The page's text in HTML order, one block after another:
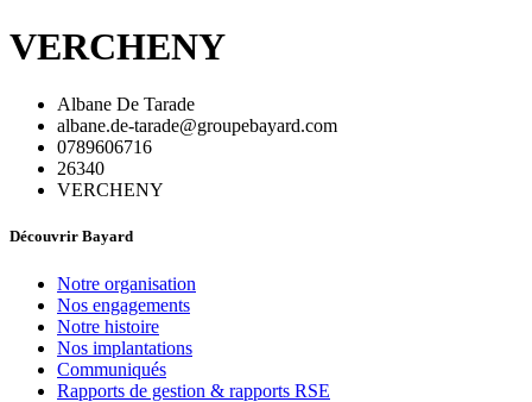
VERCHENY
Albane De Tarade
albane.de-tarade@groupebayard.com
0789606716
26340
VERCHENY
Découvrir Bayard
Notre organisation
Nos engagements
Notre histoire
Nos implantations
Communiqués
Rapports de gestion & rapports RSE